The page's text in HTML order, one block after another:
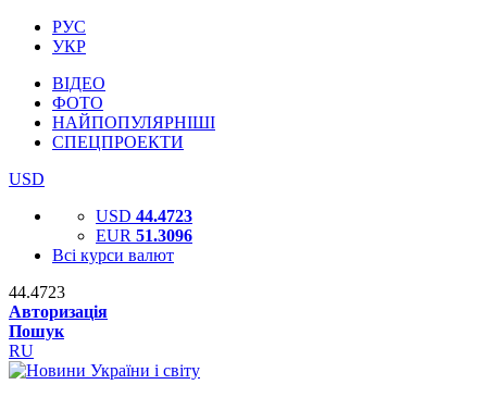
РУС
УКР
ВІДЕО
ФОТО
НАЙПОПУЛЯРНІШІ
СПЕЦПРОЕКТИ
USD
USD 44.4723
EUR 51.3096
Всі курси валют
44.4723
Авторизація
Пошук
RU